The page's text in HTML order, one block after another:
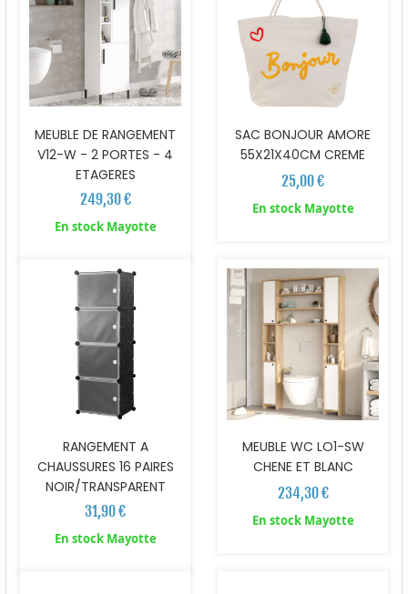
MEUBLE DE RANGEMENT
V12-W - 2 PORTES - 4
ETAGERES
249,30 €
En stock Mayotte
SAC BONJOUR AMORE
55X21X40CM CREME
25,00 €
En stock Mayotte
RANGEMENT A
CHAUSSURES 16 PAIRES
NOIR/TRANSPARENT
31,90 €
En stock Mayotte
MEUBLE WC LO1-SW
CHENE ET BLANC
234,30 €
En stock Mayotte